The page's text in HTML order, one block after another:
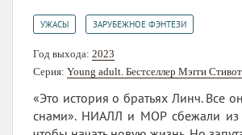
УЖАСЫ ЗАРУБЕЖНОЕ ФЭНТЕЗИ
Год выхода: 2023
Серия: Young adult. Бестселлер Мэгги
«Это история о братьях Линч. Все
снами». НИАЛЛ и МОР сбежали из